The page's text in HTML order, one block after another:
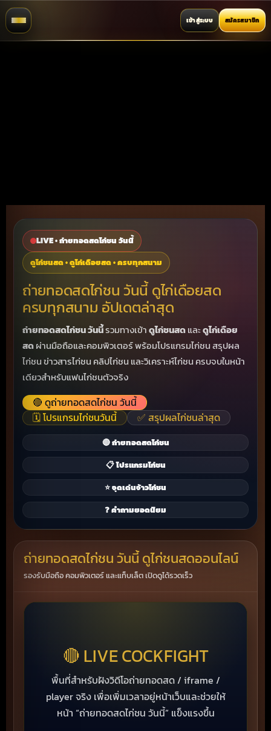
เข้าสู่ระบบ สมัครสมาชิก
LIVE • ถ่ายทอดสดไก่ชน วันนี้
ดูไก่ชนสด • ดูไก่เดือยสด • ครบทุกสนาม
ถ่ายทอดสดไก่ชน วันนี้ ดูไก่เดือยสด
ครบทุกสนาม อัปเดตล่าสุด
ถ่ายทอดสดไก่ชน วันนี้รวมทางเข้าดูไก่ชนสดและดูไก่เดือย
สดผ่านมือถือและคอมพิวเตอร์ พร้อมโปรแกรมไก่ชน สรุปผล
ไก่ชน ข่าวสารไก่ชน คลิปไก่ชน และวิเคราะห์ไก่ชน ครบจบในหน้า
เดียวสำหรับแฟนไก่ชนตัวจริง
🔴 ดูถ่ายทอดสดไก่ชน วันนี้
🗓️ โปรแกรมไก่ชนวันนี้
✅ สรุปผลไก่ชนล่าสุด
🔴 ถ่ายทอดสดไก่ชน
📋 โปรแกรมไก่ชน
⭐ จุดเด่นจ้าวไก่ชน
❓ คำถามยอดนิยม
ถ่ายทอดสดไก่ชน วันนี้ ดูไก่ชนสดออนไลน์
รองรับมือถือ คอมพิวเตอร์ และแท็บเล็ต เปิดดูได้รวดเร็ว
🔴 LIVE COCKFIGHT
พื้นที่สำหรับฝังวิดีโอถ่ายทอดสด / iframe /
player จริง เพื่อเพิ่มเวลาอยู่หน้าเว็บและช่วยให้
หน้า “ถ่ายทอดสดไก่ชน วันนี้” แข็งแรงขึ้น